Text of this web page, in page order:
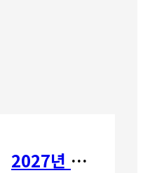
2027년 갈보리 어학원 유치부 신입생 모집